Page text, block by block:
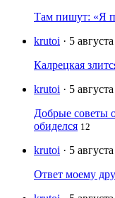
Там пишут: «Я
krutoi · 5
Калрецкая
krutoi · 5
Добрые советы
обиделся 12
krutoi · 5
Ответ моему